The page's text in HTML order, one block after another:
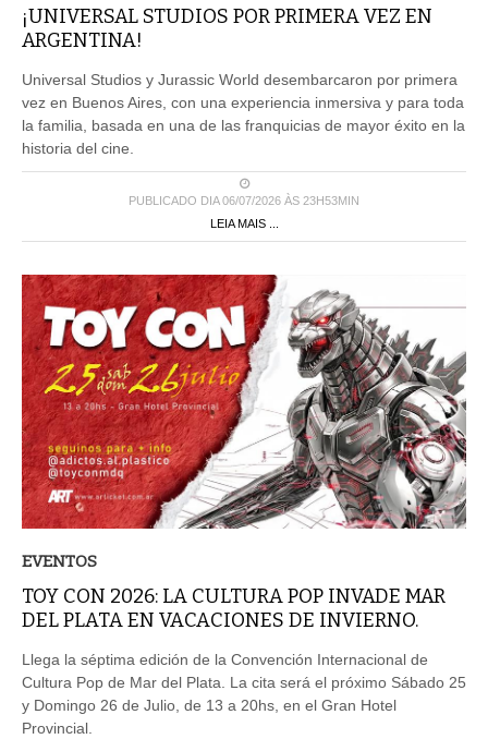
¡UNIVERSAL STUDIOS POR PRIMERA VEZ EN
ARGENTINA!
Universal Studios y Jurassic World desembarcaron por primera
vez en Buenos Aires, con una experiencia inmersiva y para toda
la familia, basada en una de las franquicias de mayor éxito en la
historia del cine.
PUBLICADO DIA 06/07/2026 ÀS 23H53MIN
LEIA MAIS ...
EVENTOS
TOY CON 2026: LA CULTURA POP INVADE MAR
DEL PLATA EN VACACIONES DE INVIERNO.
Llega la séptima edición de la Convención Internacional de
Cultura Pop de Mar del Plata. La cita será el próximo Sábado 25
y Domingo 26 de Julio, de 13 a 20hs, en el Gran Hotel
Provincial.